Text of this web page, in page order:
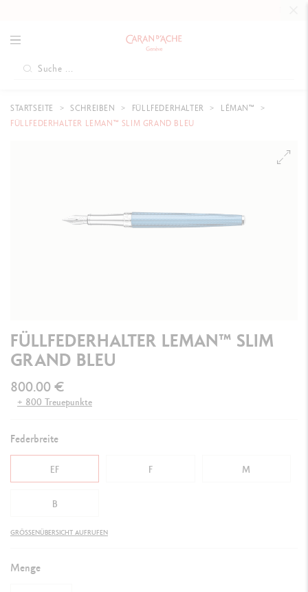
STARTSEITE SCHREIBEN FÜLLFEDERHALTER
LÉMAN™
FÜLLFEDERHALTER LEMAN™ SLIM GRAND BLEU
FÜLLFEDERHALTER LEMAN™ SLIM
GRAND BLEU
800.00 €
+ 800 Treuepunkte
Federbreite
EF F M
B
GRÖSSENÜBERSICHT AUFRUFEN
Menge